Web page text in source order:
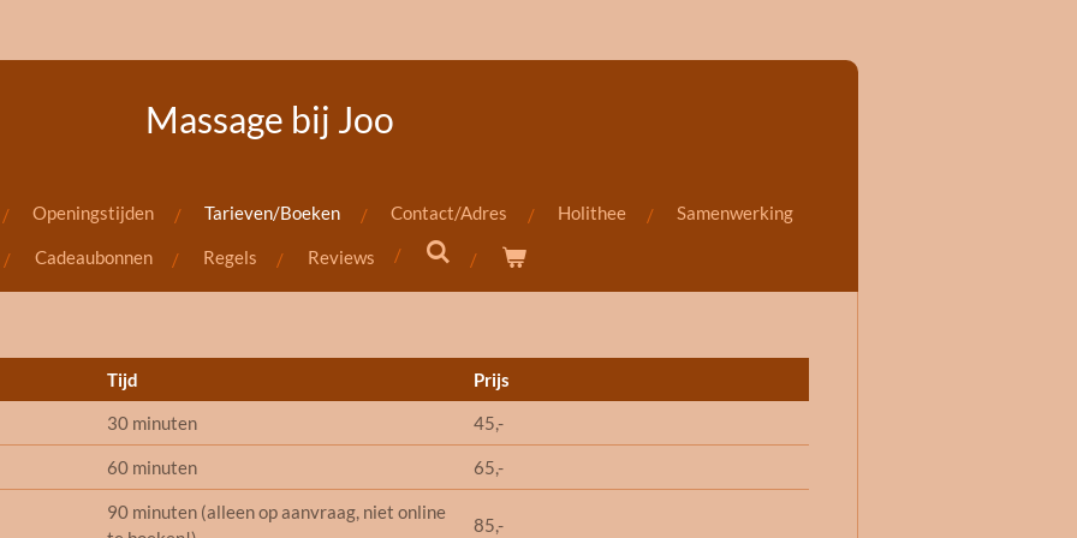
Massage bij Joo
Openingstijden Tarieven/Boeken Contact/Adres Holithee Samenwerking
Cadeaubonnen Regels Reviews
Tijd
Prijs
30 minuten 45,-
60 minuten 65,-
90 minuten (alleen op aanvraag, niet online
85,-